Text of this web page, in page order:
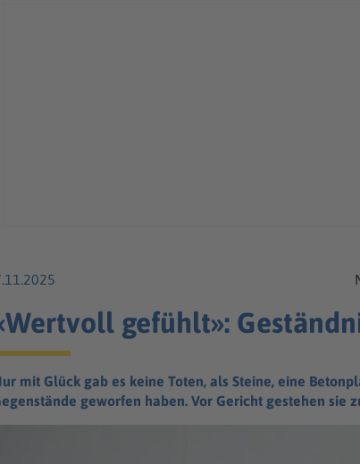
gefühlt»:
mit Glück gab es keine Toten, als Steine, eine
geworfen haben. Vor Gericht gestehen sie